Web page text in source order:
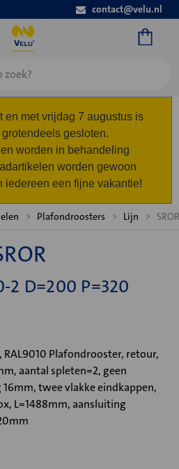
contact@velu.nl
en met vrijdag 7 augustus is
gesloten.
worden in behandeling
worden gewoon
iedereen een fijne vakantie!
Plafondroosters Lijn
2 D=200 P=320
RAL9010 Plafondrooster, retour,
aantal spleten=2, geen
twee vlakke eindkappen,
L=1488mm, aansluiting